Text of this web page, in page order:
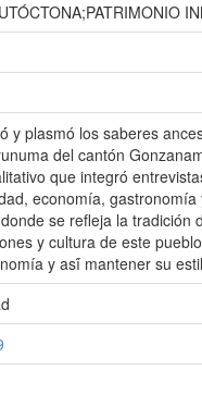
y plasmó los saberes
del cantón
que integró
economía,
se refleja la
y cultura de este
y así́ mantener su